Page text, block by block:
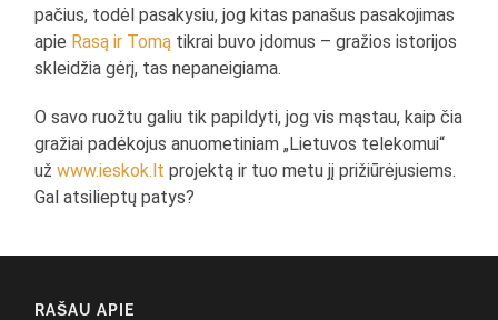
pačius, todėl pasakysiu, jog kitas panašus pasakojimas
apie Rasą ir Tomą tikrai buvo įdomus – gražios istorijos
skleidžia gėrį, tas nepaneigiama.
O savo ruožtu galiu tik papildyti, jog vis mąstau, kaip čia
gražiai padėkojus anuometiniam „Lietuvos telekomui“
užwww.ieskok.lt projektą ir tuo metu jį prižiūrėjusiems.
Gal atsilieptų patys?
RAŠAU APIE